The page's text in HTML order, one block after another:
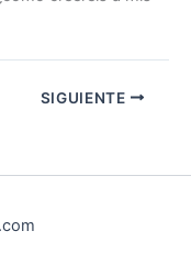
SIGUIENTE